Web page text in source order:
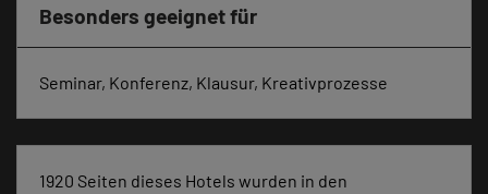
Besonders geeignet für
Seminar, Konferenz, Klausur, Kreativprozesse
1920 Seiten dieses Hotels wurden in den